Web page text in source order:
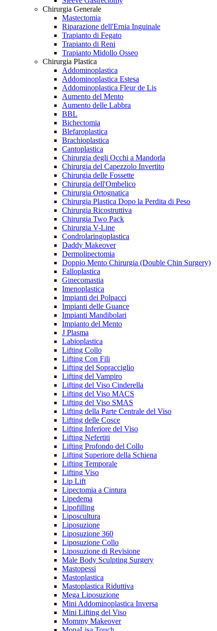
Chirurgia Generale
Mastectomia
Riparazione dell'Ernia Inguinale
Trapianto di Fegato
Trapianto di Reni
Trapianto Midollo Osseo
Chirurgia Plastica
Addominoplastica
Addominoplastica Estesa
Addominoplastica Fleur de Lis
Aumento del Mento
Aumento delle Labbra
BBL
Bichectomia
Blefaroplastica
Brachioplastica
Cantoplastica
Chirurgia degli Occhi a Mandorla
Chirurgia del Capezzolo Invertito
Chirurgia delle Fossette
Chirurgia dell'Ombelico
Chirurgia Ortognatica
Chirurgia Plastica Dopo la Perdita di Peso
Chirurgia Ricostruttiva
Chirurgia Two Pack
Chirurgia V-Line
Condrolaringoplastica
Daddy Makeover
Dermolipectomia
Doppio Mento Chirurgia (Double Chin Surgery)
Falloplastica
Ginecomastia
Imenoplastica
Impianti dei Polpacci
Impianti delle Guance
Impianti Mandibolari
Impianto del Mento
J Plasma
Labioplastica
Lifting Collo
Lifting Con Fili
Lifting del Sopracciglio
Lifting del Vampiro
Lifting del Viso Cinderella
Lifting del Viso MACS
Lifting del Viso SMAS
Lifting della Parte Centrale del Viso
Lifting delle Cosce
Lifting Inferiore del Viso
Lifting Nefertiti
Lifting Profondo del Collo
Lifting Superiore della Schiena
Lifting Temporale
Lifting Viso
Lip Lift
Lipectomia a Cintura
Lipedema
Lipofilling
Liposcultura
Liposuzione
Liposuzione 360
Liposuzione Collo
Liposuzione di Revisione
Male Body Sculpting Surgery
Mastopessi
Mastoplastica
Mastoplastica Riduttiva
Mega Liposuzione
Mini Addominoplastica Inversa
Mini Lifting del Viso
Mommy Makeover